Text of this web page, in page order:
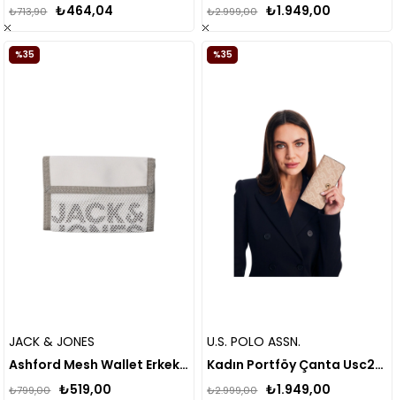
₺464,04
₺713,90
₺1.949,00
₺2.999,00
JACK & JONES
Ashford Mesh Wallet Erkek Bej Cüzdan 12233480-06
₺519,00
₺799,00
%35
U.S. POLO ASSN.
Kadın Portföy Çanta Usc24800
₺1.949,00
₺2.999,00
%35